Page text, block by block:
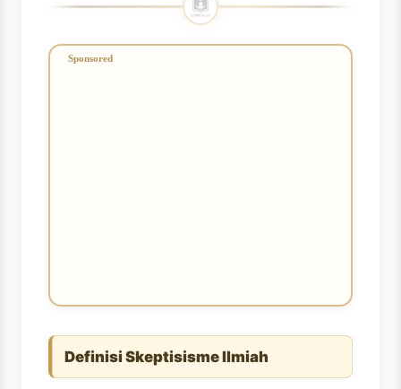
Definisi Skeptisisme Ilmiah